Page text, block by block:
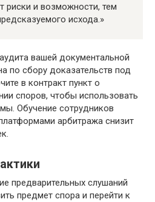
риски и возможности, тем
исхода.»
вашей документальной
по сбору доказательств под
в контракт пункт о
споров, чтобы использовать
Обучение сотрудников
арбитража снизит
предварительных слушаний
предмет спора и перейти к